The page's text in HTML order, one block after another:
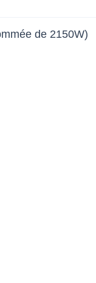
de 2150W)